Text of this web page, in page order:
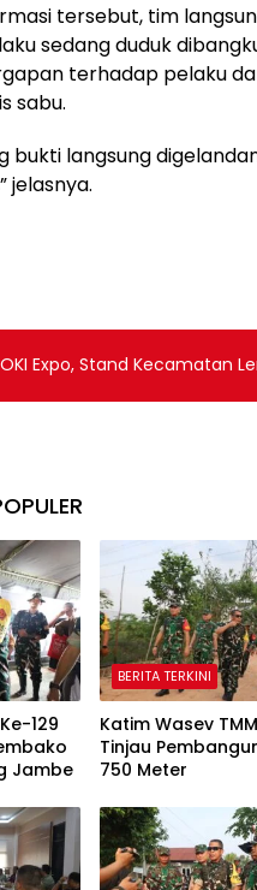
tersebut, tim
sedang duduk
terhadap pelaku
sabu.
bukti langsung
jelasnya.
Expo, Stand Kecamatan
129
Jambe
BERITA TERKINI
Katim Wasev
Tinjau
750 Meter